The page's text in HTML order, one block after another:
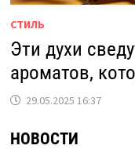
СТИЛЬ
Эти духи
ароматов,
29.05.2025 16:37
НОВОСТИ